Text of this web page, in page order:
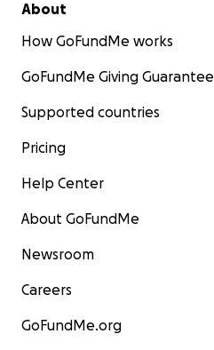
About
How GoFundMe works
GoFundMe Giving Guarantee
Supported countries
Pricing
Help Center
About GoFundMe
Newsroom
Careers
GoFundMe.org